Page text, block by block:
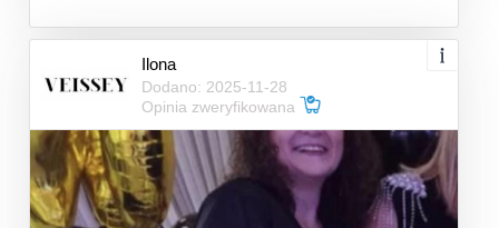
Ilona
Dodano: 2025-11-28
Opinia zweryfikowana